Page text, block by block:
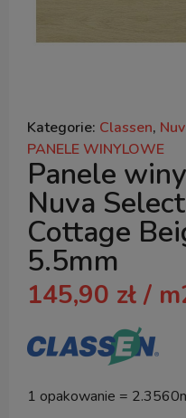
Kategorie: Classen,
PANELE WINYLOWE
Panele
Nuva
Cottage
5.5mm
145,90 zł /
1 opakowanie =